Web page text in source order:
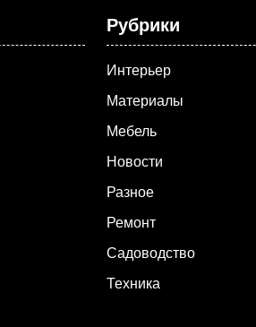
Рубрики
Интерьер
Материалы
Мебель
Новости
Разное
Ремонт
Садоводство
Техника